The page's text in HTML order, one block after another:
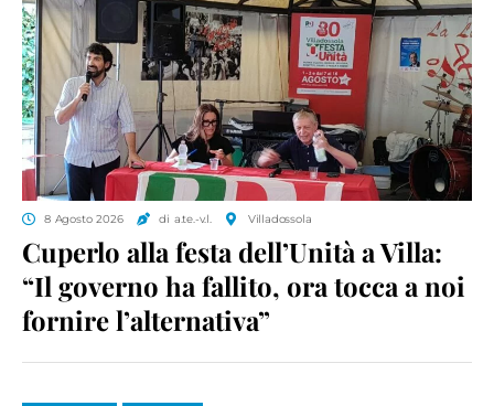
8 Agosto 2026 di a.te.-v.l. Villadossola
Cuperlo alla festa dell’Unità a Villa:
“Il governo ha fallito, ora tocca a noi
fornire l’alternativa”